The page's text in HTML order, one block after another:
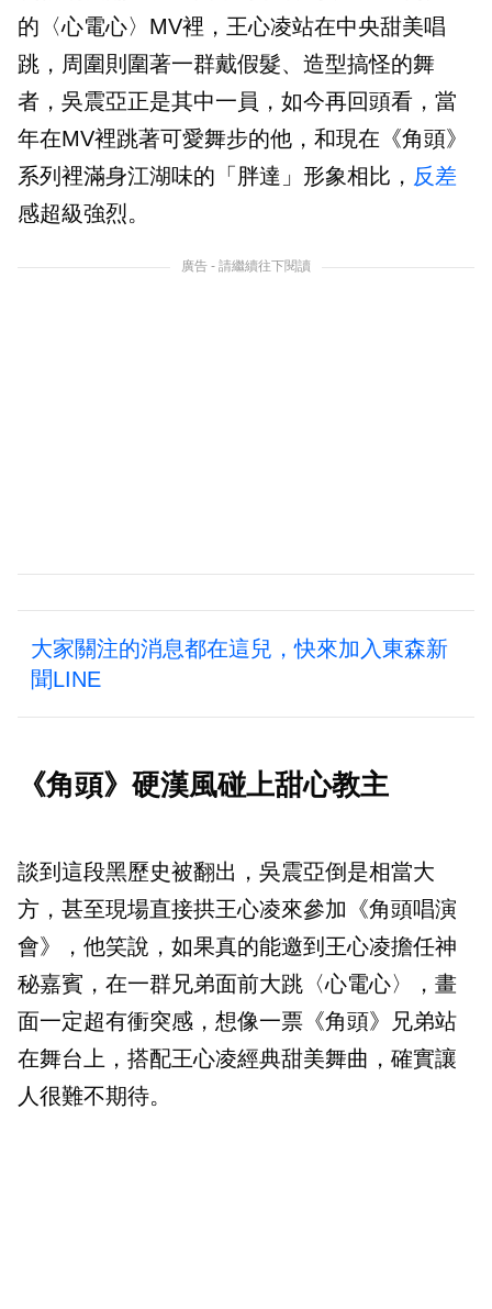
的〈心電心〉MV裡，王心凌站在中央甜美唱
跳，周圍則圍著一群戴假髮、造型搞怪的舞
者，吳震亞正是其中一員，如今再回頭看，當
年在MV裡跳著可愛舞步的他，和現在《角頭》
系列裡滿身江湖味的「胖達」形象相比， 反差
感超級強烈。
廣告 - 請繼續往下閱讀
大家關注的消息都在這兒，快來加入東森新
聞LINE
《角頭》硬漢風碰上甜心教主
談到這段黑歷史被翻出，吳震亞倒是相當大
方，甚至現場直接拱王心凌來參加《角頭唱演
會》，他笑說，如果真的能邀到王心凌擔任神
秘嘉賓，在一群兄弟面前大跳〈心電心〉，畫
面一定超有衝突感，想像一票《角頭》兄弟站
在舞台上，搭配王心凌經典甜美舞曲，確實讓
人很難不期待。